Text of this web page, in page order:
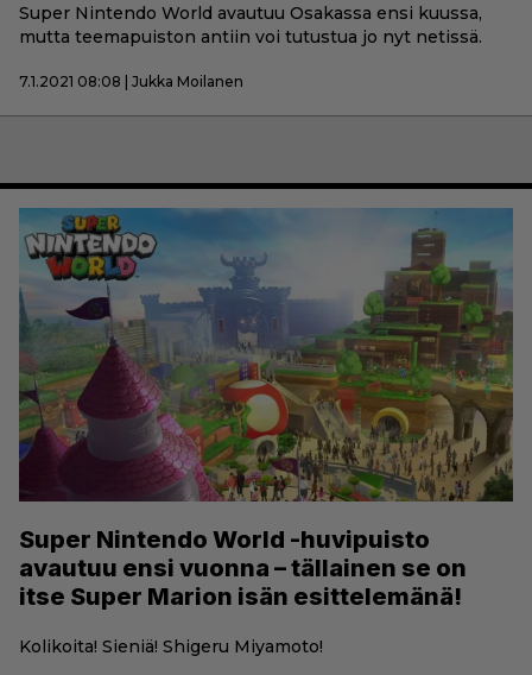
Super Nintendo World avautuu Osakassa ensi kuussa,
mutta teemapuiston antiin voi tutustua jo nyt netissä.
7.1.2021 08:08 | Jukka Moilanen
Super Nintendo World -huvipuisto
avautuu ensi vuonna – tällainen se on
itse Super Marion isän esittelemänä!
Kolikoita! Sieniä! Shigeru Miyamoto!